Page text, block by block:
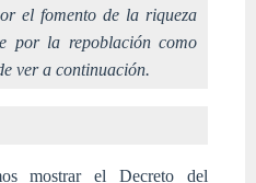
el fomento de la riqueza
por la repoblación como
ver a continuación.
mostrar el Decreto del